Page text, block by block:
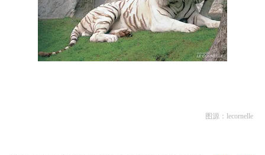
图源：lecornelle